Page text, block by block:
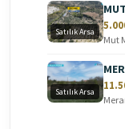
Satılık Arsa
Mut
Satılık Arsa